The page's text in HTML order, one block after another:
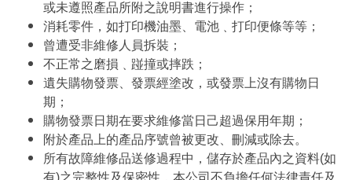
或未遵照產品所附之說明書進行操作；
消耗零件，如打印機油墨、電池﹑打印便條等等；
曾遭受非維修人員拆裝；
不正常之磨損﹑踫撞或摔跌；
遺失購物發票、發票經塗改，或發票上沒有購物日
期；
購物發票日期在要求維修當日己超過保用年期；
附於產品上的產品序號曾被更改、刪減或除去。
所有故障維修品送修過程中，儲存於產品內之資料(如
有)之完整性及保密性，本公司不負擔任何法律責任及